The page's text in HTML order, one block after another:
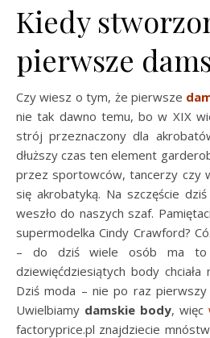
Kiedy
pierwsze
Czy wiesz o tym, że pierwsze
nie tak dawno temu, bo w XIX
strój przeznaczony dla
dłuższy czas ten element
przez sportowców, tancerzy czy
się akrobatyką. Na szczęście
weszło do naszych szaf.
supermodelka Cindy Crawford?
– do dziś wiele osób ma to
dziewięćdziesiątych body chciała
Dziś moda – nie po raz pierwszy
Uwielbiamy damskie body, więc
factoryprice.pl znajdziecie